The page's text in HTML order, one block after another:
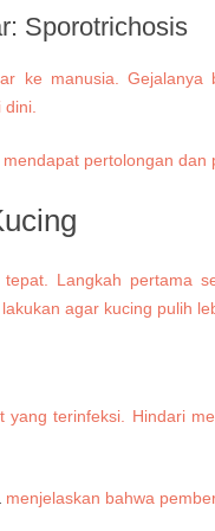
Sporotrichosis
ke manusia.
Langkah
agar kucing pulih
terinfeksi. Hindari
menjelaskan bahwa